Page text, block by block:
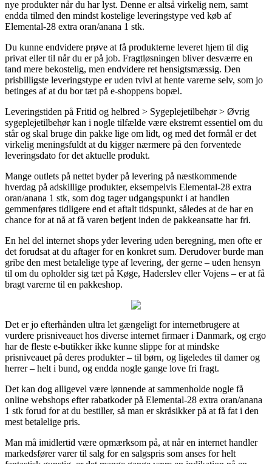
nye produkter når du har lyst. Denne er altså virkelig nem, samt
endda tilmed den mindst kostelige leveringstype ved køb af
Elemental-28 extra oran/anana 1 stk.
Du kunne endvidere prøve at få produkterne leveret hjem til dig
privat eller til når du er på job. Fragtløsningen bliver desværre en
tand mere bekostelig, men endvidere ret hensigtsmæssig. Den
prisbilligste leveringstype er uden tvivl at hente varerne selv, som jo
betinges af at du bor tæt på e-shoppens bopæl.
Leveringstiden på Fritid og helbred > Sygeplejetilbehør > Øvrig
sygeplejetilbehør kan i nogle tilfælde være ekstremt essentiel om du
står og skal bruge din pakke lige om lidt, og med det formål er det
virkelig meningsfuldt at du kigger nærmere på den forventede
leveringsdato for det aktuelle produkt.
Mange outlets på nettet byder på levering på næstkommende
hverdag på adskillige produkter, eksempelvis Elemental-28 extra
oran/anana 1 stk, som dog tager udgangspunkt i at handlen
gemmenføres tidligere end et aftalt tidspunkt, således at de har en
chance for at nå at få varen betjent inden de pakkeansatte har fri.
En hel del internet shops yder levering uden beregning, men ofte er
det forudsat at du aftager for en konkret sum. Derudover burde man
gribe den mest betalelige type af levering, der gerne – uden hensyn
til om du opholder sig tæt på Køge, Haderslev eller Vojens – er at få
bragt varerne til en pakkeshop.
Det er jo efterhånden ultra let gængeligt for internetbrugere at
vurdere prisniveauet hos diverse internet firmaer i Danmark, og ergo
har de fleste e-butikker ikke kunne slippe for at mindske
prisniveauet på deres produkter – til børn, og ligeledes til damer og
herrer – helt i bund, og endda nogle gange love fri fragt.
Det kan dog alligevel være lønnende at sammenholde nogle få
online webshops efter rabatkoder på Elemental-28 extra oran/anana
1 stk forud for at du bestiller, så man er skråsikker på at få fat i den
mest betalelige pris.
Man må imidlertid være opmærksom på, at når en internet handler
markedsfører varer til salg for en salgspris som anses for helt